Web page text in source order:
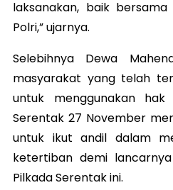
laksanakan, baik bersama
Polri,” ujarnya.
Selebihnya Dewa
masyarakat yang telah
untuk menggunakan
Serentak 27 November
untuk ikut andil dalam
ketertiban demi
Pilkada Serentak ini.